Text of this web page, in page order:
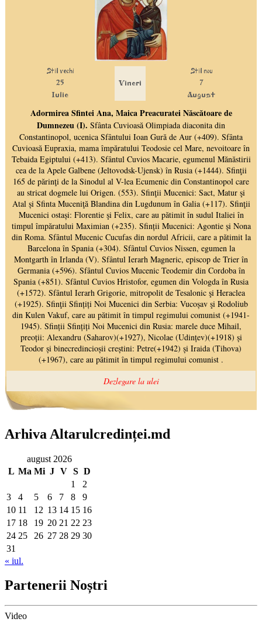
Arhiva Altarulcredinței.md
august 2026
L Ma Mi J V S D
1
2
3
4 5 6 7 8
9
10 11 12 13 14 15 16
17 18 19 20 21 22 23
24 25 26 27 28 29 30
31
« iul.
Partenerii Noștri
Video